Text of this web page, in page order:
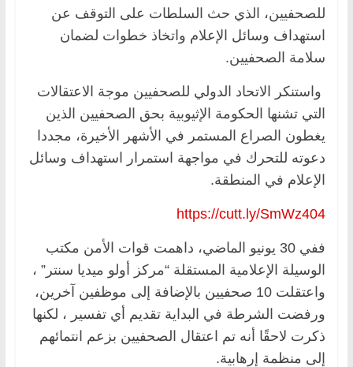
للصحفيين، الذي حث السلطات على التوقف عن
استهداف وسائل الإعلام واتخاذ خطوات لضمان
سلامة الصحفيين.
واستنكر الاتحاد الدولي للصحفيين موجة الاعتقالات
التي تشنها الحكومة الإثيوبية بحق الصحفيين الذين
يغطون الصراع المستمر في الأشهر الأخيرة، مجددا
دعوته للتحرك في مواجهة استمرار استهداف وسائل
الإعلام في المنطقة.
https://cutt.ly/SmWz404
ففي 30 يونيو الماضي، داهمت قوات الأمن مكتب
الوسيلة الإعلامية المستقلة “مركز أولو ميديا سنتر” ،
واعتقلت 10 صحفيين بالإضافة إلى موظفين آخرين،
ورفضت الشرطة في البداية تقديم أي تفسير ، لكنها
ذكرت لاحقًا أنه تم اعتقال الصحفيين بزعم انتمائهم
إلى منظمة إرهابية.